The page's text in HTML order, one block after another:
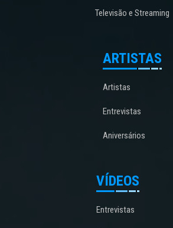
Televisão e Streaming
ARTISTAS
Artistas
Entrevistas
Aniversários
VÍDEOS
Entrevistas